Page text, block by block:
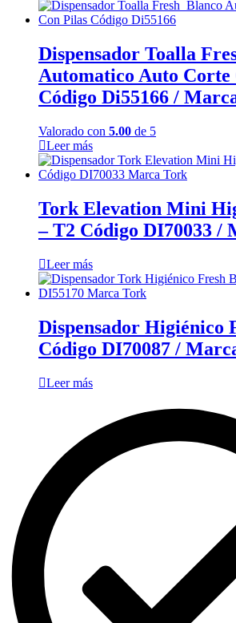
Dispensador Toalla
Automatico Auto Corte
Código Di55166 /
Valorado con 5.00 de 5
Leer más
Tork Elevation Mini
– T2 Código DI70033 /
Leer más
Dispensador Higiénico
Código DI70087 /
Leer más